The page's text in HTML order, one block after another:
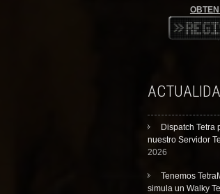
Dispatch Tetra
nuestro Servidor
2026
Tenemos
simula un Walky